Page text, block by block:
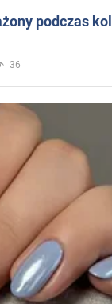
podczas
36